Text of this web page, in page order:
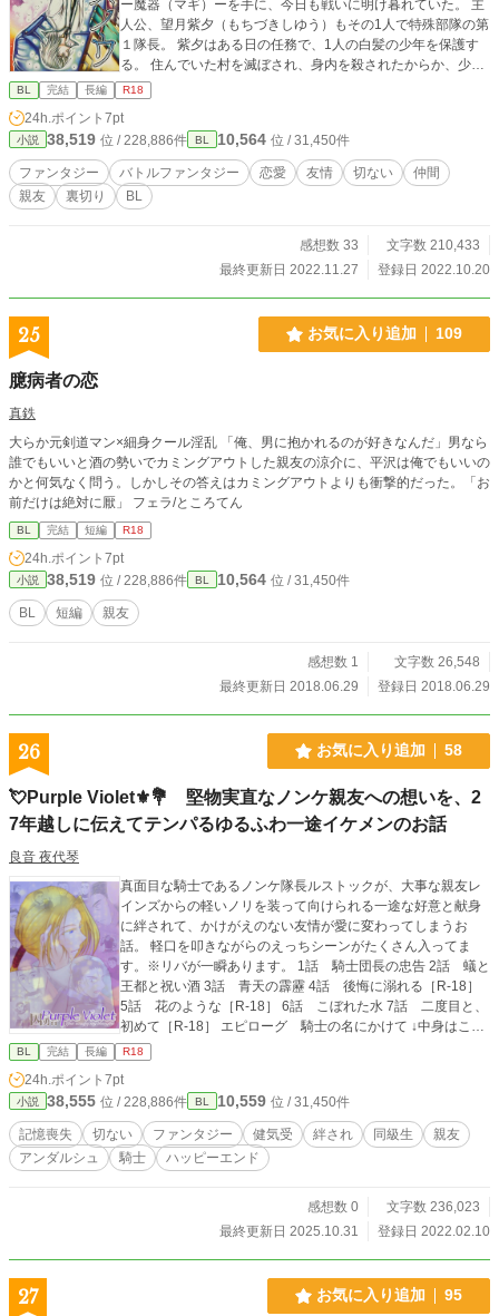
ー魔器（マギ）ーを手に、今日も戦いに明け暮れていた。 主
人公、望月紫夕（もちづきしゆう）もその1人で特殊部隊の第
１隊長。 紫夕はある日の任務で、1人の白髪の少年を保護す
る。 住んでいた村を滅ぼされ、身内を殺されたからか、少年
の瞳には全く生気がなく全てに絶望している様子だった。 そ
んな少年に腹を立てる紫夕だったが、少年が生きる事に絶望
している本当の理由を知り…………。 この物語は果たして純
愛か狂愛かーー？ 守護神（ガーディアン）第１部隊隊長 望月
紫夕（もちづき しゆう） × 虐待により心を閉ざ
した少年 真白 雪（ましろ ゆき） 二人が出逢ったその瞬間か
ら、物語りは始まっていた。 【表紙絵＆挿し絵担当】 弐0 He
BL 完結 長編 R18
24h.ポイント 7pt
小説 38,519 位 / 228,886件 BL 10,564 位 / 31,450件
ファンタジー バトルファンタジー 恋愛 友情 切ない
仲間
親友
裏切り BL
感想数 33
文字数 210,433
最終更新日 2022.11.27
登録日 2022.10.20
25 お気に入り追加 109
臆病者の恋
真鉄
大らか元剣道マン×細身クール淫乱 「俺、男に抱かれるのが好きなんだ」男なら
誰でもいいと酒の勢いでカミングアウトした親友の涼介に、平沢は俺でもいいの
かと何気なく問う。しかしその答えはカミングアウトよりも衝撃的だった。「お
前だけは絶対に厭」 フェラ/ところてん
BL 完結 短編 R18
24h.ポイント 7pt
小説 38,519 位 / 228,886件 BL 10,564 位 / 31,450件
BL 短編 親友
感想数 1
文字数 26,548
最終更新日 2018.06.29
登録日 2018.06.29
26 お気に入り追加 58
💘Purple Violet⚜️💐 堅物実直なノンケ親友への想いを、2
7年越しに伝えてテンパるゆるふわ一途イケメンのお話
良音 夜代琴
真面目な騎士であるノンケ隊長ルストックが、大事な親友レ
インズからの軽いノリを装って向けられる一途な好意と献身
に絆されて、かけがえのない友情が愛に変わってしまうお
話。 軽口を叩きながらのえっちシーンがたくさん入ってま
す。※リバが一瞬あります。 1話 騎士団長の忠告 2話 蟻と
王都と祝い酒 3話 青天の霹靂 4話 後悔に溺れる［R-18］
5話 花のような［R-18］ 6話 こぼれた水 7話 二度目と、
初めて［R-18］ エピローグ 騎士の名にかけて ↓中身はこん
な流れです。 魔物と、それを倒す騎士団のいる世界で、小貴
族の三男坊で金髪碧眼イケメンのレインズ（13）は、騎士団
で剣術指導を担当する父を持ちつつも、自身は騎士には向い
てないと気楽な学生生活を送っていた。 夢や目標はなくと
も、大した不満もなく過ごしていたある日、たまたま目にし
た剣の試合で、同い年の少年の、強く優しくひたむきな眼差
しに惹かれてしまう。 親の勧めもあり入寮を条件に騎士団の
ずっと見つめていた少年ルストックに再会する。 魔物から彼
を助けたのがきっかけで、ルストックと親交を深めてゆくレ
団に入り、ともに小隊長へとなってしばらくした頃、ルスト
ックから「好きな子ができた」と告げられる。 親友のため、
BL 完結 長編 R18
24h.ポイント 7pt
小説 38,555 位 / 228,886件 BL 10,559 位 / 31,450件
記憶喪失 切ない ファンタジー 健気受 絆され 同級生
親友
アンダルシュ
騎士 ハッピーエンド
感想数 0
文字数 236,023
最終更新日 2025.10.31
登録日 2022.02.10
27 お気に入り追加 95